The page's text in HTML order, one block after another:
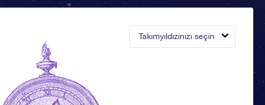
Takımyıldızınızı seçin